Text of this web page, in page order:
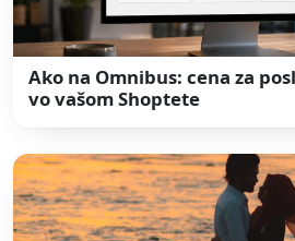
Ako na Omnibus: cena za
vo vašom Shoptete